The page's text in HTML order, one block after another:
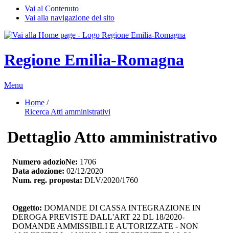
Vai al Contenuto
Vai alla navigazione del sito
Regione Emilia-Romagna
Menu
Home /
Ricerca Atti amministrativi
Dettaglio Atto amministrativo
Numero adozioNe: 1706
Data adozione: 02/12/2020
Num. reg. proposta: DLV/2020/1760
Oggetto: DOMANDE DI CASSA INTEGRAZIONE IN
DEROGA PREVISTE DALL'ART 22 DL 18/2020-
DOMANDE AMMISSIBILI E AUTORIZZATE - NON